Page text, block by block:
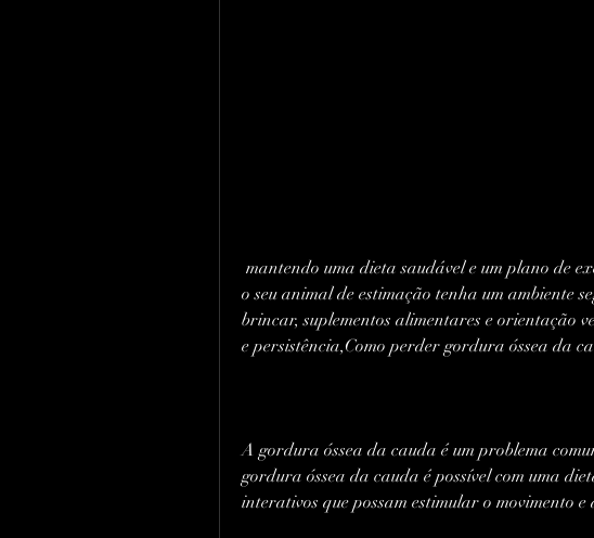
o seu animal de estimação tenha um ambiente
brincar, suplementos alimentares e orientação
e persistência,Como perder gordura óssea da
A gordura óssea da cauda é um problema
gordura óssea da cauda é possível com uma
interativos que possam estimular o movimento